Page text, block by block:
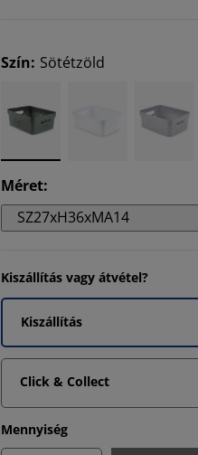
Szín: Sötétzöld
Méret:
SZ27xH36xMA14
Kiszállítás vagy átvétel?
Kiszállítás
Click & Collect
Mennyiség